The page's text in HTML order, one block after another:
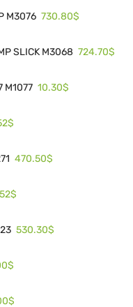
M3076 730.80$
SLICK M3068 724.70$
M1077 10.30$
470.50$
530.30$